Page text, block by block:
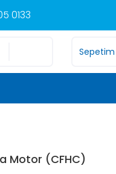
0133
Sepetim
Motor (CFHC)